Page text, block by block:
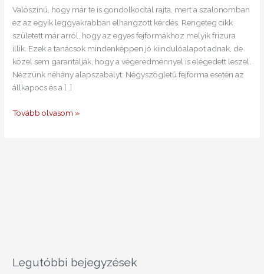
Valószínű, hogy már te is gondolkodtál rajta, mert a szalonomban
ez az egyik leggyakrabban elhangzott kérdés. Rengeteg cikk
született már arról, hogy az egyes fejformákhoz melyik frizura
illik. Ezek a tanácsok mindenképpen jó kiindulóalapot adnak, de
közel sem garantálják, hogy a végeredménnyel is elégedett leszel.
Nézzünk néhány alapszabályt: Négyszögletű fejforma esetén az
állkapocs és a […]
Tovább olvasom »
Legutóbbi bejegyzések